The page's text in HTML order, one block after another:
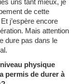
uns tant mieux, je
de cette
j’espère encore
Mais attention
dure pas dans le
physique
permis de durer à